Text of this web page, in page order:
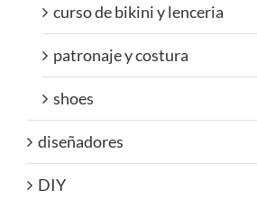
curso de bikini y lenceria
patronaje y costura
shoes
diseñadores
DIY